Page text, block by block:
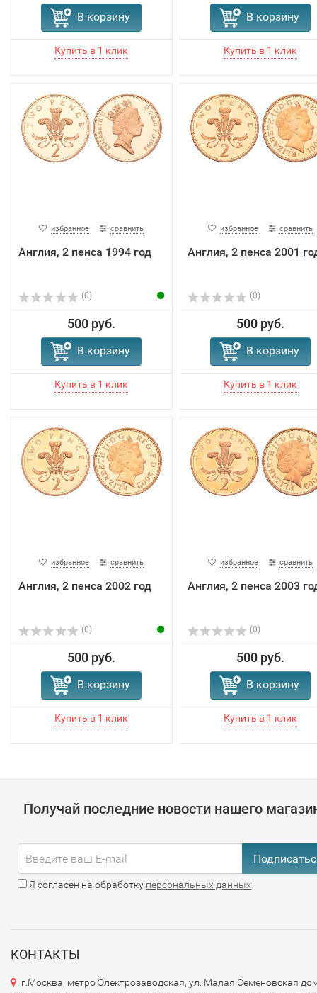
В корзину В корзину
избранное сравнить
Англия, 2 пенса 1994 год
(0)
500 руб.
В корзину
избранное сравнить
Англия, 2 пенса 2001
(0)
500 руб.
В корзину
избранное сравнить
Англия, 2 пенса 2002 год
(0)
500 руб.
В корзину
избранное сравнить
Англия, 2 пенса 2003
(0)
500 руб.
В корзину
Получай последние новости нашего
Я согласен на обработку персональных данных
КОНТАКТЫ
г.Москва, метро Электрозаводская, ул. Малая Семеновская